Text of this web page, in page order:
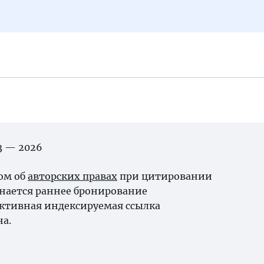
— 2026
об авторских правах при цитировании
раннее бронирование
индексируемая ссылка